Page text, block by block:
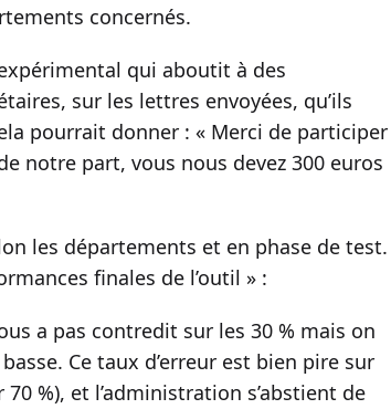
concernés.
qui aboutit à des
sur les lettres envoyées, qu’ils
pourrait donner : « Merci de participer
notre part, vous nous devez 300 euros
les départements et en phase de test.
finales de l’outil » :
a pas contredit sur les 30 % mais on
Ce taux d’erreur est bien pire sur
%), et l’administration s’abstient de